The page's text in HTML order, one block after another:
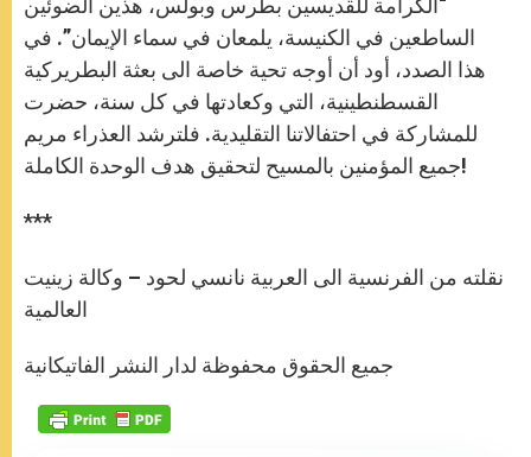
“الكرامة للقديسين بطرس وبولس، هذين الضوئين
الساطعين في الكنيسة، يلمعان في سماء الإيمان”. في
هذا الصدد، أود أن أوجه تحية خاصة الى بعثة البطريركية
القسطنطينية، التي وكعادتها في كل سنة، حضرت
للمشاركة في احتفالاتنا التقليدية. فلترشد العذراء مريم
جميع المؤمنين بالمسيح لتحقيق هدف الوحدة الكاملة!
***
نقلته من الفرنسية الى العربية نانسي لحود – وكالة زينيت
العالمية
جميع الحقوق محفوظة لدار النشر الفاتيكانية